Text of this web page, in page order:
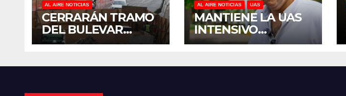
AL AIRE NOTICIAS
CERRARÁN TRAMO
DEL BULEVAR
PEDRO INFANTE
OBRAS ANTES DEL
AL AIRE NOTICIAS UAS
MANTIENE LA UAS
INTENSIVO
PROGRAMA DE
REHABILITACIÓN